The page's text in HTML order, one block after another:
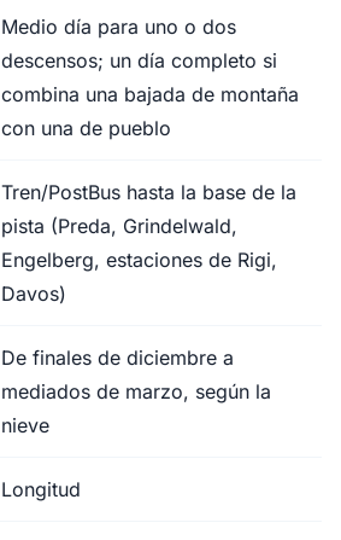
Medio día para uno o dos
descensos; un día completo si
combina una bajada de montaña
con una de pueblo
Tren/PostBus hasta la base de la
pista (Preda, Grindelwald,
Engelberg, estaciones de Rigi,
Davos)
De finales de diciembre a
mediados de marzo, según la
nieve
Longitud